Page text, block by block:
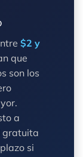
$2 y
que
son los
a
gratuita
si